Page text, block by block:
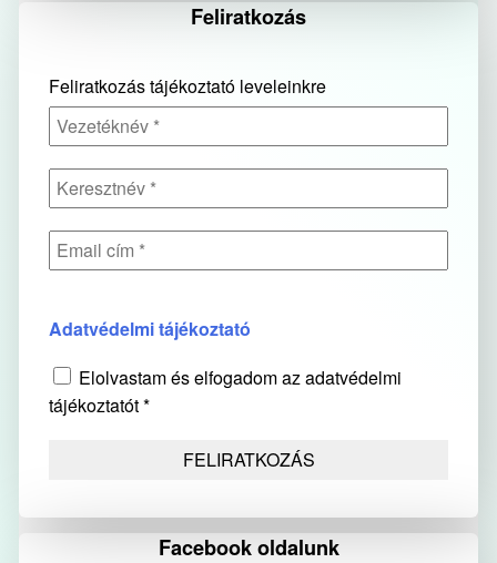
Feliratkozás
Feliratkozás tájékoztató leveleinkre
Adatvédelmi tájékoztató
Elolvastam és elfogadom az adatvédelmi
tájékoztatót *
Facebook oldalunk